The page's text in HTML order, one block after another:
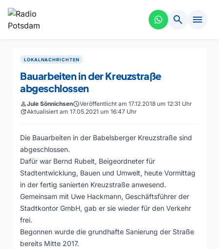
search menu
LOKALNACHRICHTEN
Bauarbeiten in der Kreuzstraße
abgeschlossen
personJule SönnichsenscheduleVeröffentlicht am 17.12.2018 um 12:31 Uhr
updateAktualisiert am 17.05.2021 um 16:47 Uhr
Die Bauarbeiten in der Babelsberger Kreuzstraße sind
abgeschlossen.
Dafür war Bernd Rubelt, Beigeordneter für
Stadtentwicklung, Bauen und Umwelt, heute Vormittag
in der fertig sanierten Kreuzstraße anwesend.
Gemeinsam mit Uwe Hackmann, Geschäftsführer der
Stadtkontor GmbH, gab er sie wieder für den Verkehr
frei.
Begonnen wurde die grundhafte Sanierung der Straße
bereits Mitte 2017.